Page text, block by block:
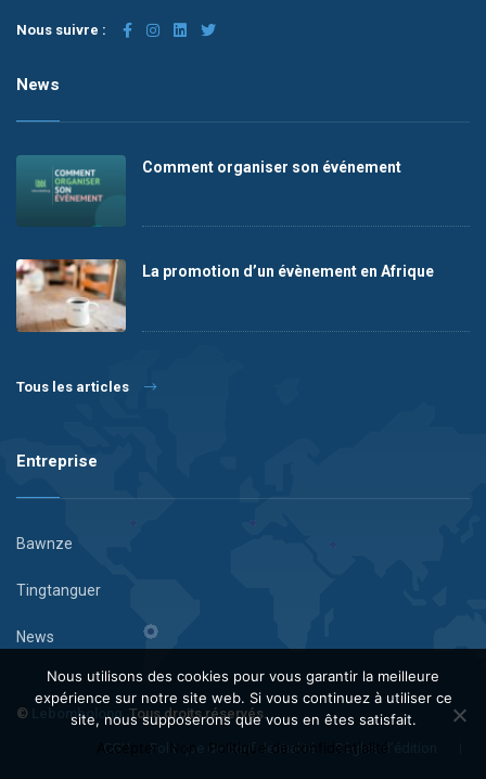
Nous suivre :
News
Comment organiser son événement
La promotion d’un évènement en Afrique
Tous les articles
Entreprise
Bawnze
Tingtanguer
News
© Lebombolong. Tous droits réservés.
CGU Politique de confidentialité Règles d’édition
Nous utilisons des cookies pour vous garantir la meilleure
expérience sur notre site web. Si vous continuez à utiliser ce
site, nous supposerons que vous en êtes satisfait.
Accepter
Non Politique de confidentialité